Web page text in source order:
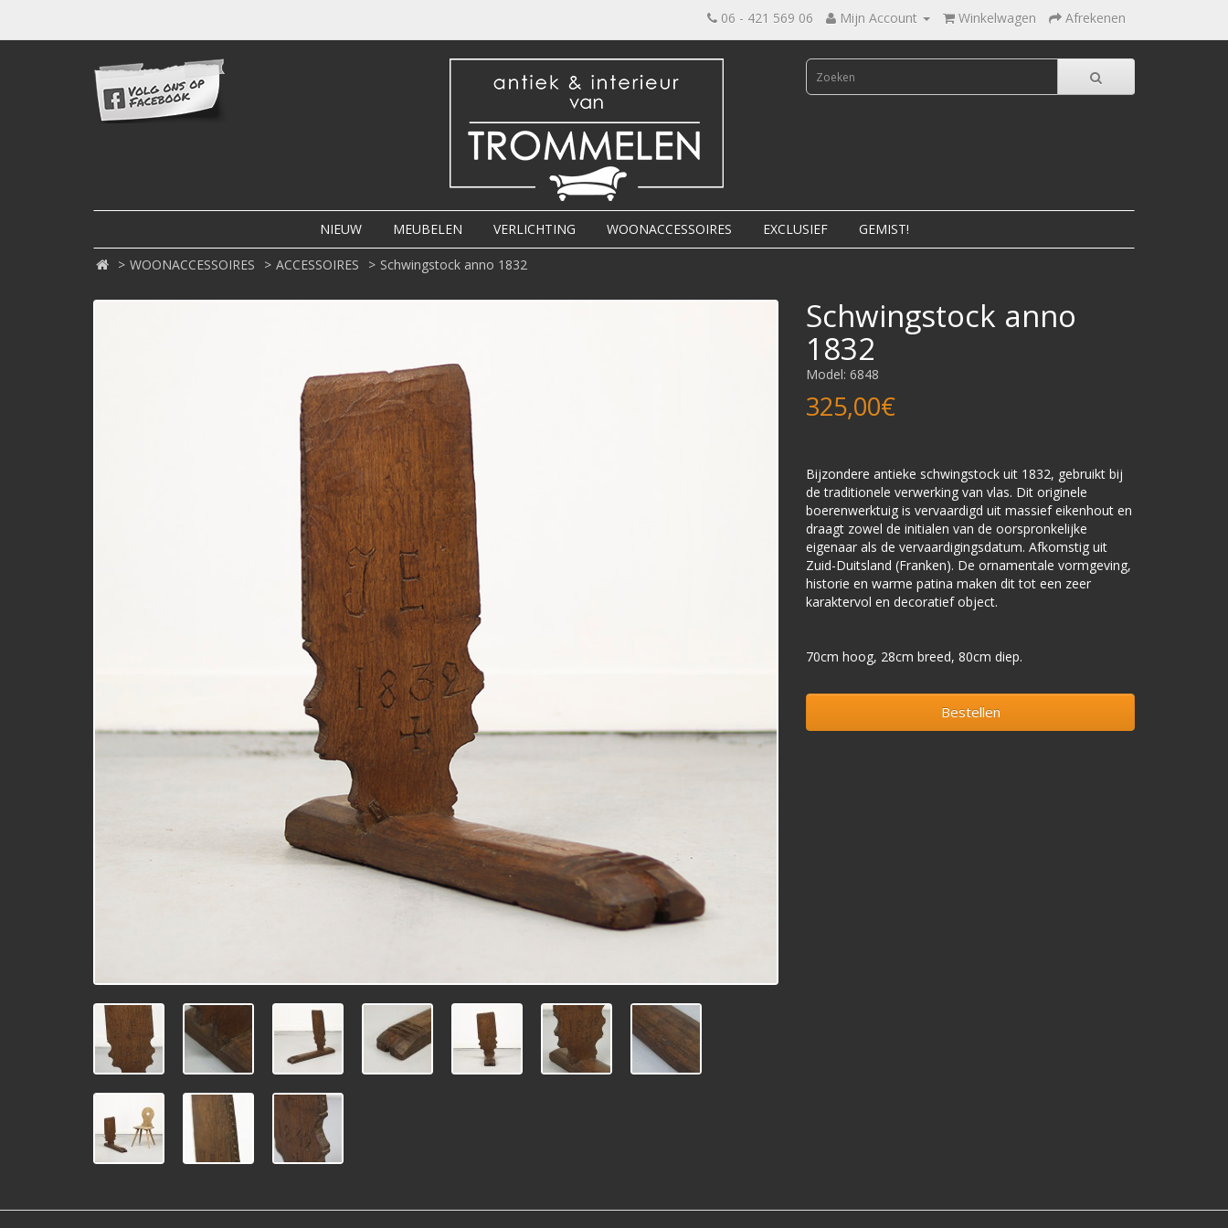
06 - 421 569 06 Mijn Account Winkelwagen Afrekenen
NIEUW MEUBELEN VERLICHTING WOONACCESSOIRES EXCLUSIEF GEMIST!
WOONACCESSOIRES ACCESSOIRES Schwingstock anno 1832
Schwingstock anno
1832
Model: 6848
325,00€
Bijzondere antieke schwingstock uit 1832, gebruikt bij
de traditionele verwerking van vlas. Dit originele
boerenwerktuig is vervaardigd uit massief eikenhout en
draagt zowel de initialen van de oorspronkelijke
eigenaar als de vervaardigingsdatum. Afkomstig uit
Zuid-Duitsland (Franken). De ornamentale vormgeving,
historie en warme patina maken dit tot een zeer
karaktervol en decoratief object.
70cm hoog, 28cm breed, 80cm diep.
Bestellen